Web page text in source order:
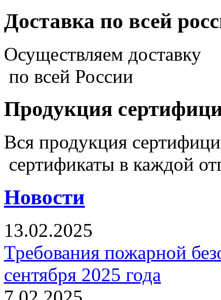
Доставка по всей
Осуществляем доставку
по всей России
Продукция
Вся продукция
сертификаты в каждой
Новости
13.02.2025
Требования пожарной
сентября 2025 года